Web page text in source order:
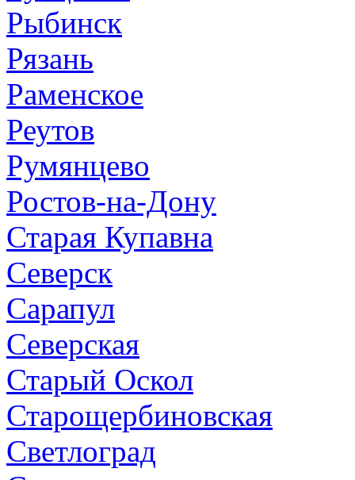
Рыбинск
Рязань
Раменское
Реутов
Румянцево
Ростов-на-Дону
Старая Купавна
Северск
Сарапул
Северская
Старый Оскол
Старощербиновская
Светлоград